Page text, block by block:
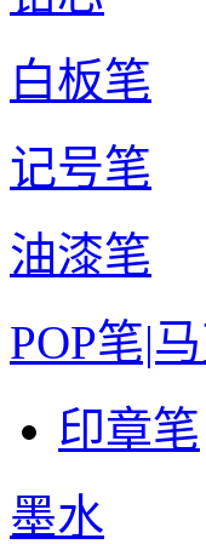
白板笔
记号笔
油漆笔
POP笔|
印章笔
墨水